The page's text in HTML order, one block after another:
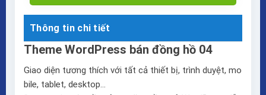
Thông tin chi tiết
Theme WordPress bán đồng hồ 04
Giao diện tương thích với tất cả thiết bị, trình duyệt, mo
bile, tablet, desktop…